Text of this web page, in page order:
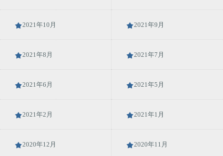
2021年10月 2021年9月
2021年8月 2021年7月
2021年6月 2021年5月
2021年2月 2021年1月
2020年12月 2020年11月